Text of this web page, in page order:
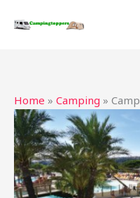
naar
Home » Camping »